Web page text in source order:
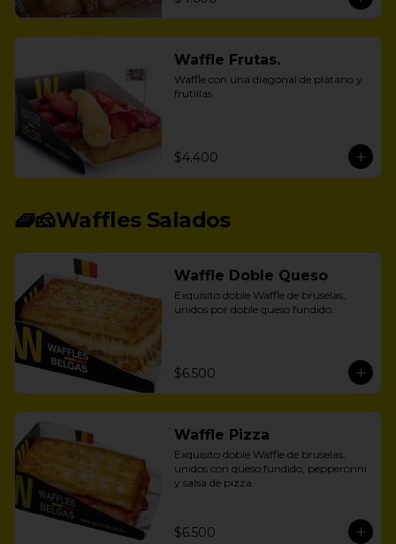
Waffle Frutas.
Waffle con una diagonal de plátano y
frutillas.
$4.400
🧇🧀Waffles Salados
Waffle Doble Queso
Exquisito doble Waffle de bruselas,
unidos por doble queso fundido.
$6.500
Waffle Pizza
Exquisito doble Waffle de bruselas,
unidos con queso fundido, pepperonni
y salsa de pizza.
$6.500